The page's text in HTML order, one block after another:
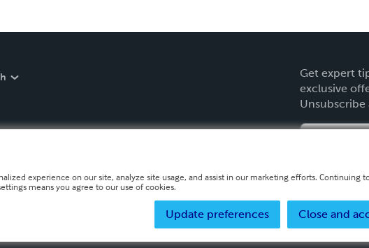
Get expert
exclusive
Unsubscribe
experience on our site, analyze site usage, and assist in our marketing efforts. Continuing
means you agree to our use of cookies.
Close and
Update preferences